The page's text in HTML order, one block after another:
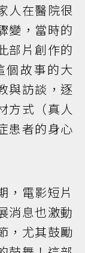
人在醫院很
變，當時的
部片創作的
個故事的大
與訪談，逐
方式（真人
患者的身心
，電影短片
消息也激動
，尤其鼓勵